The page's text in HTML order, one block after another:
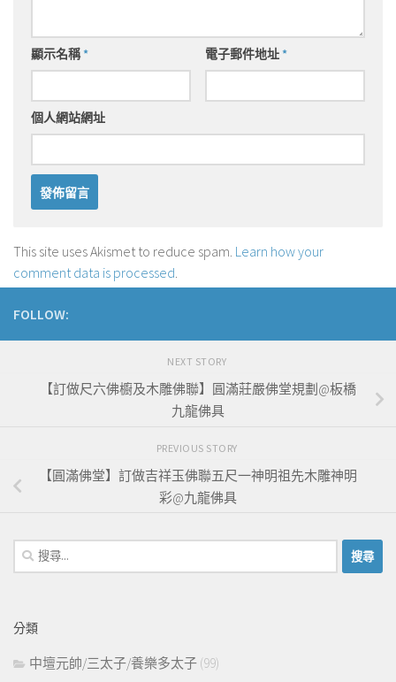
顯示名稱* 電子郵件地址*
個人網站網址
This site uses Akismet to reduce spam. Learn how your
comment data is processed.
FOLLOW:
NEXT STORY
【訂做尺六佛櫥及木雕佛聯】圓滿莊嚴佛堂規劃@板橋
九龍佛具
PREVIOUS STORY
【圓滿佛堂】訂做吉祥玉佛聯五尺一神明祖先木雕神明
彩@九龍佛具
搜
尋
字:
分類
中壇元帥/三太子/養樂多太子 (99)